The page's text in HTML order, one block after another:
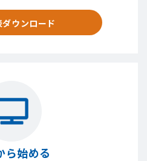
ウンロード
ら始める